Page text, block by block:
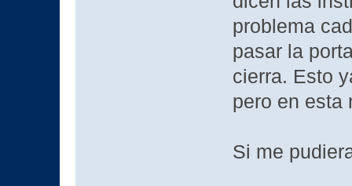
problema
pasar la
cierra. Esto
pero en
Si me